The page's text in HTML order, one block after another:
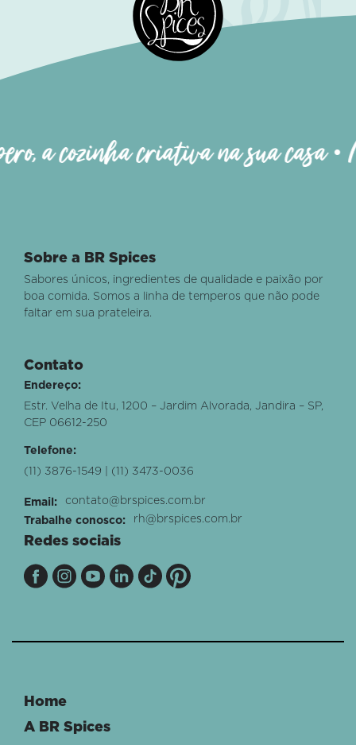
a cozinha criativa na sua casa
Sobre a BR Spices
Sabores únicos, ingredientes de qualidade e paixão por
boa comida. Somos a linha de temperos que não pode
faltar em sua prateleira.
Contato
Endereço:
Estr. Velha de Itu, 1200 – Jardim Alvorada, Jandira – SP,
CEP 06612-250
Telefone:
(11) 3876-1549 | (11) 3473-0036
Email:
contato@brspices.com.br
Trabalhe conosco:
rh@brspices.com.br
Redes sociais
Home
A BR Spices